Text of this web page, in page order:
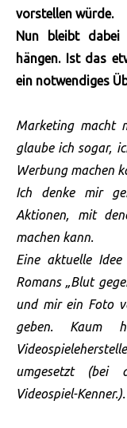
vorstellen würde.
Nun bleibt
hängen. Ist das
ein notwendiges
Marketing macht
glaube ich sogar,
Werbung machen
Ich denke mir
Aktionen, mit
machen kann.
Eine aktuelle
Romans „Blut
und mir ein Foto
geben. Kaum
umgesetzt (bei
Videospiel-Kenner.).